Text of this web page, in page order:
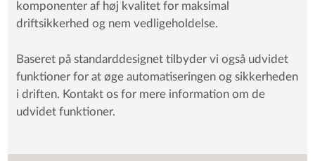
komponenter af høj kvalitet for maksimal
driftsikkerhed og nem vedligeholdelse.
Baseret på standarddesignet tilbyder vi også udvidet
funktioner for at øge automatiseringen og sikkerheden
i driften. Kontakt os for mere information om de
udvidet funktioner.